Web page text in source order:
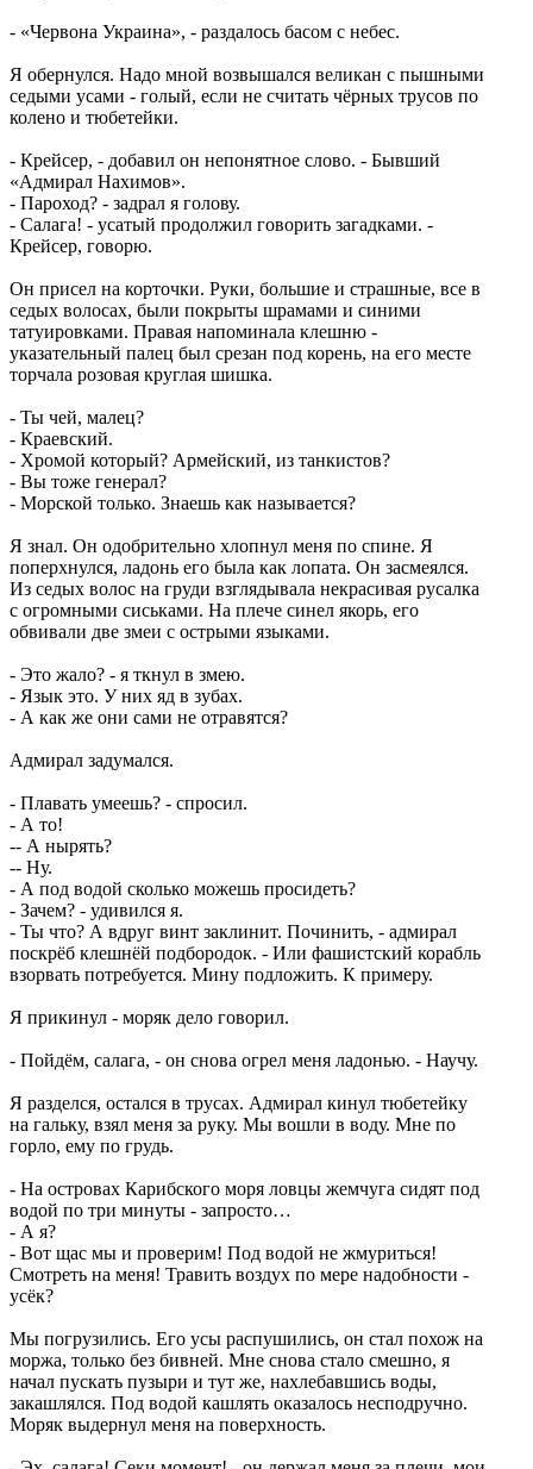
- «Червона Украина», - раздалось басом с небес.
Я обернулся. Надо мной возвышался великан с пышными
седыми усами - голый, если не считать чёрных трусов по
колено и тюбетейки.
- Крейсер, - добавил он непонятное слово. - Бывший
«Адмирал Нахимов».
- Пароход? - задрал я голову.
- Салага! - усатый продолжил говорить загадками. -
Крейсер, говорю.
Он присел на корточки. Руки, большие и страшные, все в
седых волосах, были покрыты шрамами и синими
татуировками. Правая напоминала клешню -
указательный палец был срезан под корень, на его месте
торчала розовая круглая шишка.
- Ты чей, малец?
- Краевский.
- Хромой который? Армейский, из танкистов?
- Вы тоже генерал?
- Морской только. Знаешь как называется?
Я знал. Он одобрительно хлопнул меня по спине. Я
поперхнулся, ладонь его была как лопата. Он засмеялся.
Из седых волос на груди взглядывала некрасивая русалка
с огромными сиськами. На плече синел якорь, его
обвивали две змеи с острыми языками.
- Это жало? - я ткнул в змею.
- Язык это. У них яд в зубах.
- А как же они сами не отравятся?
Адмирал задумался.
- Плавать умеешь? - спросил.
- А то!
-- А нырять?
-- Ну.
- А под водой сколько можешь просидеть?
- Зачем? - удивился я.
- Ты что? А вдруг винт заклинит. Починить, - адмирал
поскрёб клешнёй подбородок. - Или фашистский корабль
взорвать потребуется. Мину подложить. К примеру.
Я прикинул - моряк дело говорил.
- Пойдём, салага, - он снова огрел меня ладонью. - Научу.
Я разделся, остался в трусах. Адмирал кинул тюбетейку
на гальку, взял меня за руку. Мы вошли в воду. Мне по
горло, ему по грудь.
- На островах Карибского моря ловцы жемчуга сидят под
водой по три минуты - запросто…
- А я?
- Вот щас мы и проверим! Под водой не жмуриться!
Смотреть на меня! Травить воздух по мере надобности -
усёк?
Мы погрузились. Его усы распушились, он стал похож на
моржа, только без бивней. Мне снова стало смешно, я
начал пускать пузыри и тут же, нахлебавшись воды,
закашлялся. Под водой кашлять оказалось несподручно.
Моряк выдернул меня на поверхность.